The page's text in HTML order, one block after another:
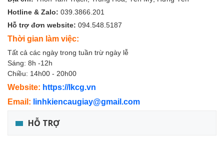
Hotline & Zalo: 039.3866.201
Hỗ trợ đơn website: 094.548.5187
Thời gian làm việc:
Tất cả các ngày trong tuần trừ ngày lễ
Sáng: 8h -12h
Chiều: 14h00 - 20h00
Website: https://lkcg.vn
Email: linhkiencaugiay@gmail.com
HỖ TRỢ